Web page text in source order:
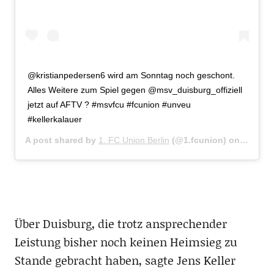
@kristianpedersen6 wird am Sonntag noch geschont.
Alles Weitere zum Spiel gegen @msv_duisburg_offiziell
jetzt auf AFTV ? #msvfcu #fcunion #unveu
#kellerkalauer
A post shared by 1. FC Union Berlin (@1.fcunion) on Oct 27,
Über Duisburg, die trotz ansprechender
Leistung bisher noch keinen Heimsieg zu
Stande gebracht haben, sagte Jens Keller